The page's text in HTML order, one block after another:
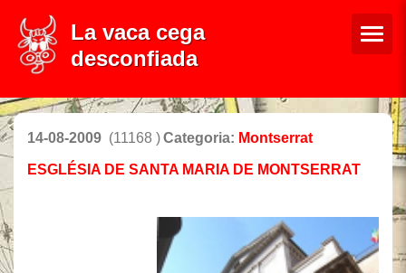
La vaca cega
desconfiada
14-08-2009 (11168 )Categoria: Montserrat
ESGLÉSIA DE SANTA MARIA DE MONTSERRAT